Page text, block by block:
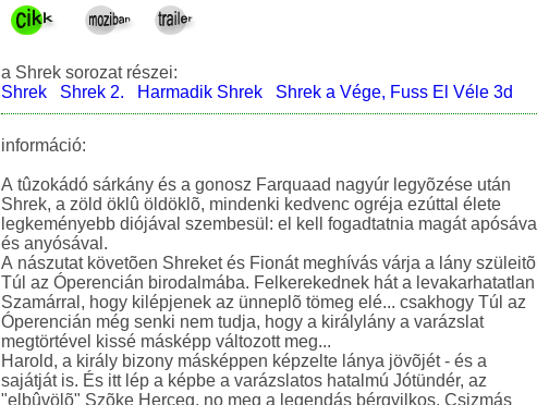
a Shrek sorozat részei:
Shrek
Shrek 2. Harmadik Shrek Shrek a Vége, Fuss El Véle 3d
információ:
A tûzokádó sárkány és a gonosz Farquaad nagyúr legyõzése után
Shrek, a zöld öklû öldöklõ, mindenki kedvenc ogréja ezúttal élete
legkeményebb diójával szembesül: el kell fogadtatnia magát apósával
és anyósával.
A nászutat követõen Shreket és Fionát meghívás várja a lány szüleitõl
Túl az Óperencián birodalmába. Felkerekednek hát a levakarhatatlan
Szamárral, hogy kilépjenek az ünneplõ tömeg elé... csakhogy Túl az
Óperencián még senki nem tudja, hogy a királylány a varázslat
megtörtével kissé másképp változott meg...
Harold, a király bizony másképpen képzelte lánya jövõjét - és a
sajátját is. És itt lép a képbe a varázslatos hatalmú Jótündér, az
"elbûvölõ" Szõke Herceg, no meg a legendás bérgyilkos, Csizmás